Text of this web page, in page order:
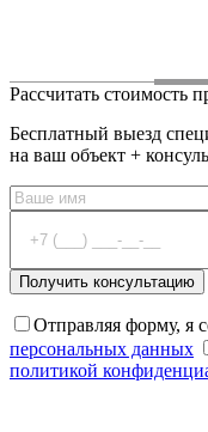
Рассчитать стоимость
Бесплатный выезд
на ваш объект +
Отправляя форму, я
персональных данных
политикой